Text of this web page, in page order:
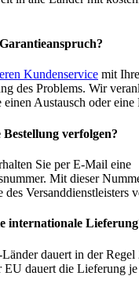
Kundenservice mit
des Problems. Wir
einen Austausch oder eine
verfolgen?
Sie per E-Mail eine
Mit dieser
des Versanddienstleisters
internationale
dauert in der Regel
EU dauert die Lieferung